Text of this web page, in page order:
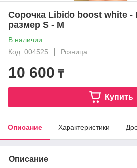
Сорочка Libido boost white -
размер S - M
В наличии
Код: 004525
Розница
10 600 ₸
Купить
Описание Характеристики
Описание